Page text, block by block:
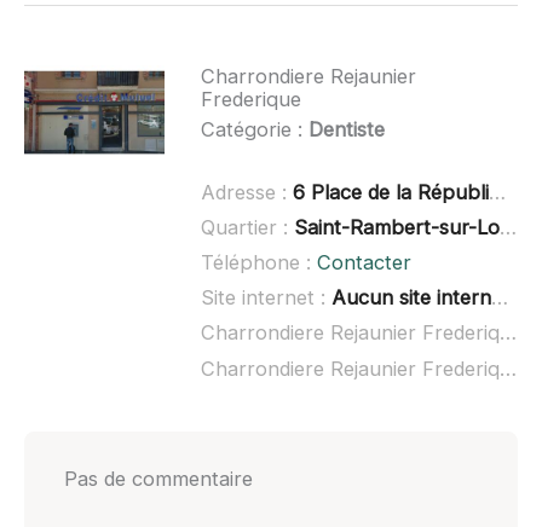
Charrondiere Rejaunier
Frederique
Catégorie : Dentiste
Adresse : 6 Place de la République, 42170 Saint-Just-Saint-Rambert
Quartier : Saint-Rambert-sur-Loire
Téléphone : Contacter
Site internet : Aucun site internet connu
Charrondiere Rejaunier Frederique à domicile :
Charrondiere Rejaunier Frederique ouvert dimanche :
Pas de commentaire